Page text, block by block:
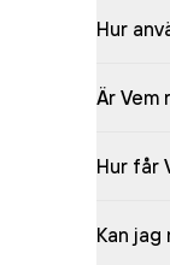
Hur
Är Vem
Hur får
Kan